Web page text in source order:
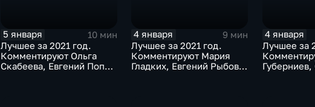
5 января
10 мин
Лучшее за 2021 год.
Комментируют Ольга
Скабеева, Евгений Попов
4 января
9 мин
Лучшее за 2021 год.
Комментируют Мария
Гладких, Евгений Рыбов и
4 января
Лучшее за
Губерниев,